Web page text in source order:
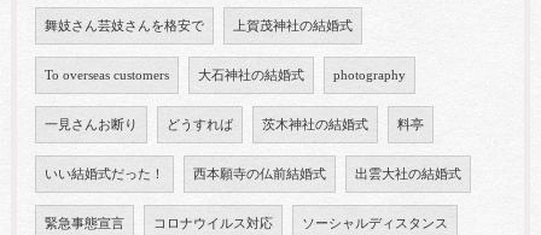
舞妓さん芸妓さんを格安で 上賀茂神社の結婚式
To overseas customers 大石神社の結婚式 photography
一見さんお断り どうすれば 茨木神社の結婚式 料亭
いい結婚式だった！ 西本願寺の仏前結婚式 出雲大社の結婚式
緊急事態宣言 コロナウイルス対応 ソーシャルディスタンス